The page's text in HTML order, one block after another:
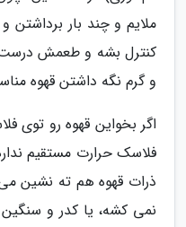
ملایم و چند بار
کنترل بشه و طعمش درست
و گرم نگه داشتن قهوه
اگر بخواین قهوه رو توی
فلاسک حرارت مستقیم
ذرات قهوه هم ته نشین
نمی کشه، یا کدر و سنگین